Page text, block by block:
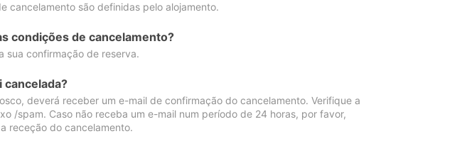
cancelamento são definidas pelo alojamento.
condições de cancelamento?
sua confirmação de reserva.
cancelada?
deverá receber um e-mail de confirmação do cancelamento. Verifique a
/spam. Caso não receba um e-mail num período de 24 horas, por favor,
receção do cancelamento.